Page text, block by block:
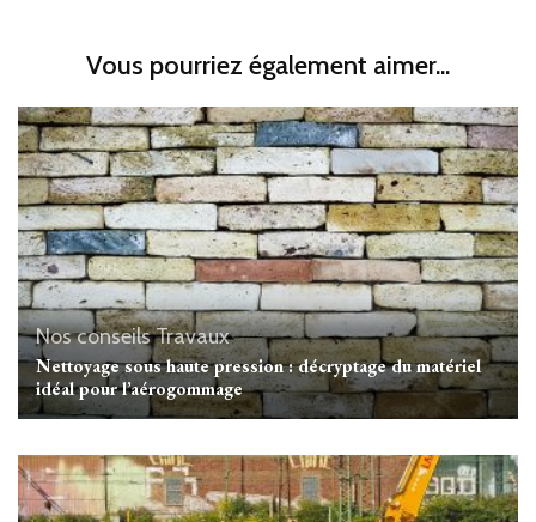
Vous pourriez également aimer...
Nos conseils Travaux
Nettoyage sous haute pression : décryptage du matériel
idéal pour l’aérogommage